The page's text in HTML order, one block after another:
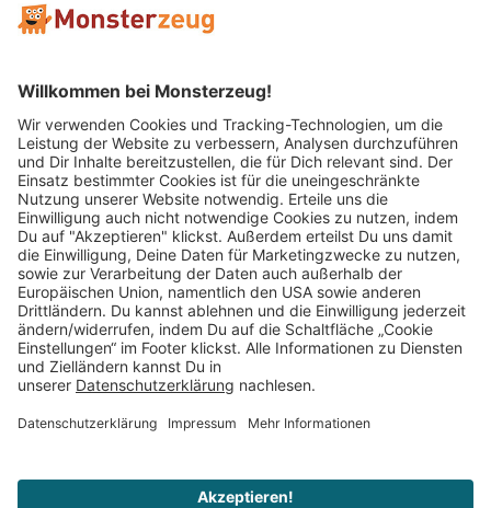
Mitglied im:
Impressum AGB Widerrufsbelehrung
Vertrag widerrufen